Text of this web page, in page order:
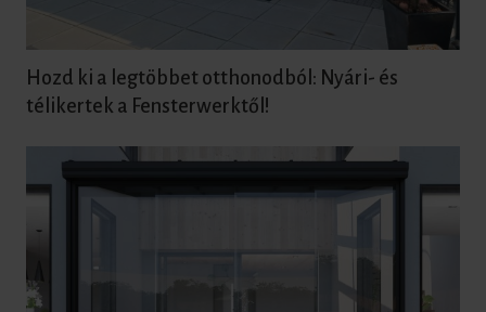
Hozd ki a legtöbbet otthonodból: Nyári- és
télikertek a Fensterwerktől!